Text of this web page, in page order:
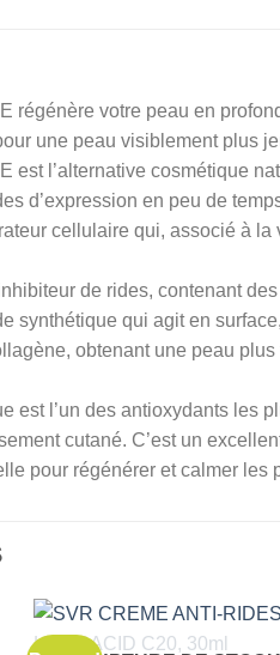
régénère votre peau en
une peau visiblement plus
est l’alternative cosmétique
d’expression en peu de
cellulaire qui, associé à
de rides, contenant
synthétique qui agit en
obtenant une peau plus
est l’un des antioxydants les
cutané. C’est un
pour régénérer et calmer les